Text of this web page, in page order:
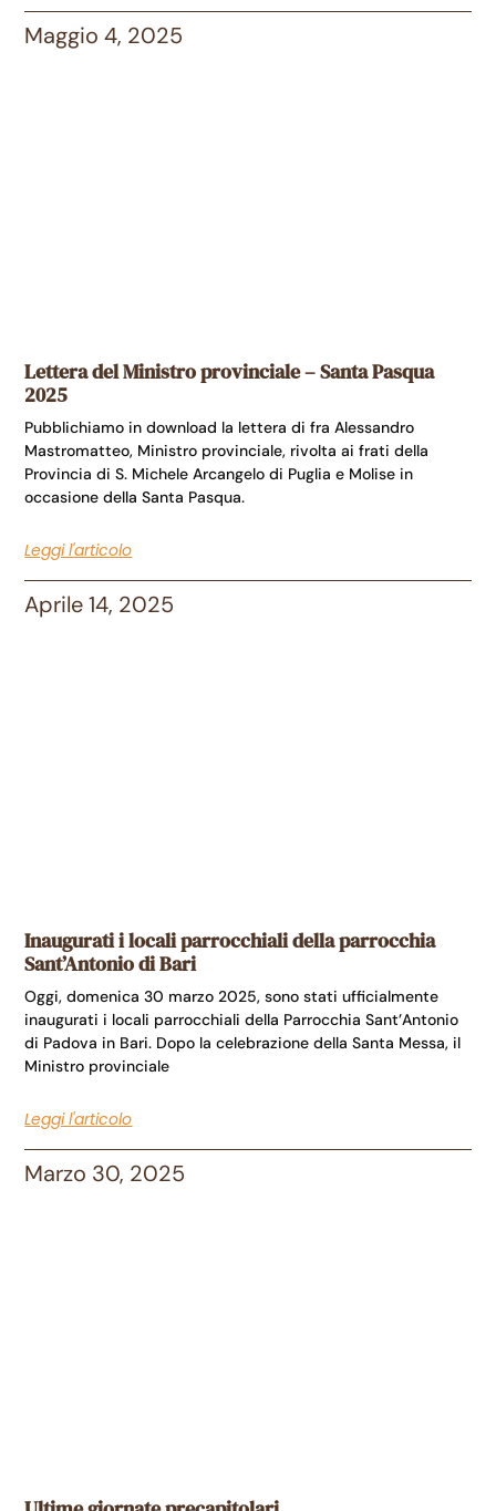
Maggio 4, 2025
Lettera del Ministro provinciale – Santa Pasqua
2025
Pubblichiamo in download la lettera di fra Alessandro
Mastromatteo, Ministro provinciale, rivolta ai frati della
Provincia di S. Michele Arcangelo di Puglia e Molise in
occasione della Santa Pasqua.
Leggi l'articolo
Aprile 14, 2025
Inaugurati i locali parrocchiali della parrocchia
Sant’Antonio di Bari
Oggi, domenica 30 marzo 2025, sono stati ufficialmente
inaugurati i locali parrocchiali della Parrocchia Sant’Antonio
di Padova in Bari. Dopo la celebrazione della Santa Messa, il
Ministro provinciale
Leggi l'articolo
Marzo 30, 2025